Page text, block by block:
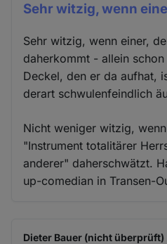
Sehr witzig, wenn
Sehr witzig, wenn einer,
daherkommt - allein
Deckel, den er da aufhat,
derart schwulenfeindlich
Nicht weniger witzig,
"Instrument totalitärer
anderer" daherschwätzt.
up-comedian in Transen-
Dieter Bauer (nicht überprüft)